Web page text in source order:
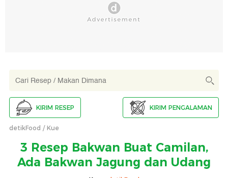
KIRIM RESEP KIRIM PENGALAMAN
detikFood Kue
3 Resep Bakwan Buat Camilan,
Ada Bakwan Jagung dan Udang